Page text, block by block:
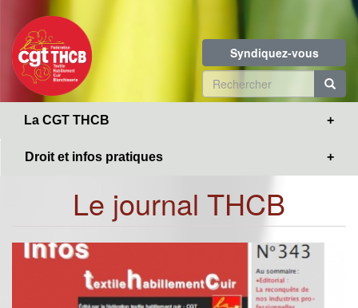
contenu
principal
Syndiquez-vous
Formulaire
de
La CGT THCB
Droit et infos pratiques
Le journal THCB